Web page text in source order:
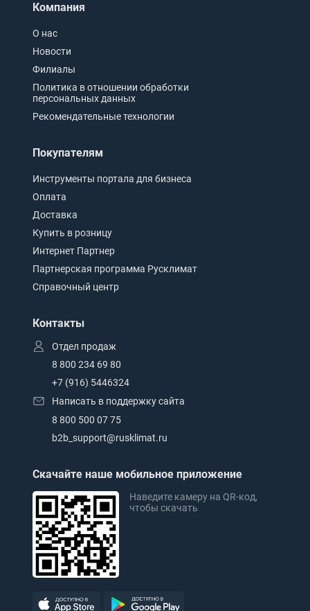
Компания
О нас
Новости
Филиалы
Политика в отношении обработки
персональных данных
Рекомендательные технологии
Покупателям
Инструменты портала для бизнеса
Оплата
Доставка
Купить в розницу
Интернет Партнер
Партнерская программа Русклимат
Справочный центр
Контакты
Отдел продаж
8 800 234 69 80
+7 (916) 5446324
Написать в поддержку сайта
8 800 500 07 75
b2b_support@rusklimat.ru
Скачайте наше мобильное приложение
Наведите камеру на QR-код,
чтобы скачать